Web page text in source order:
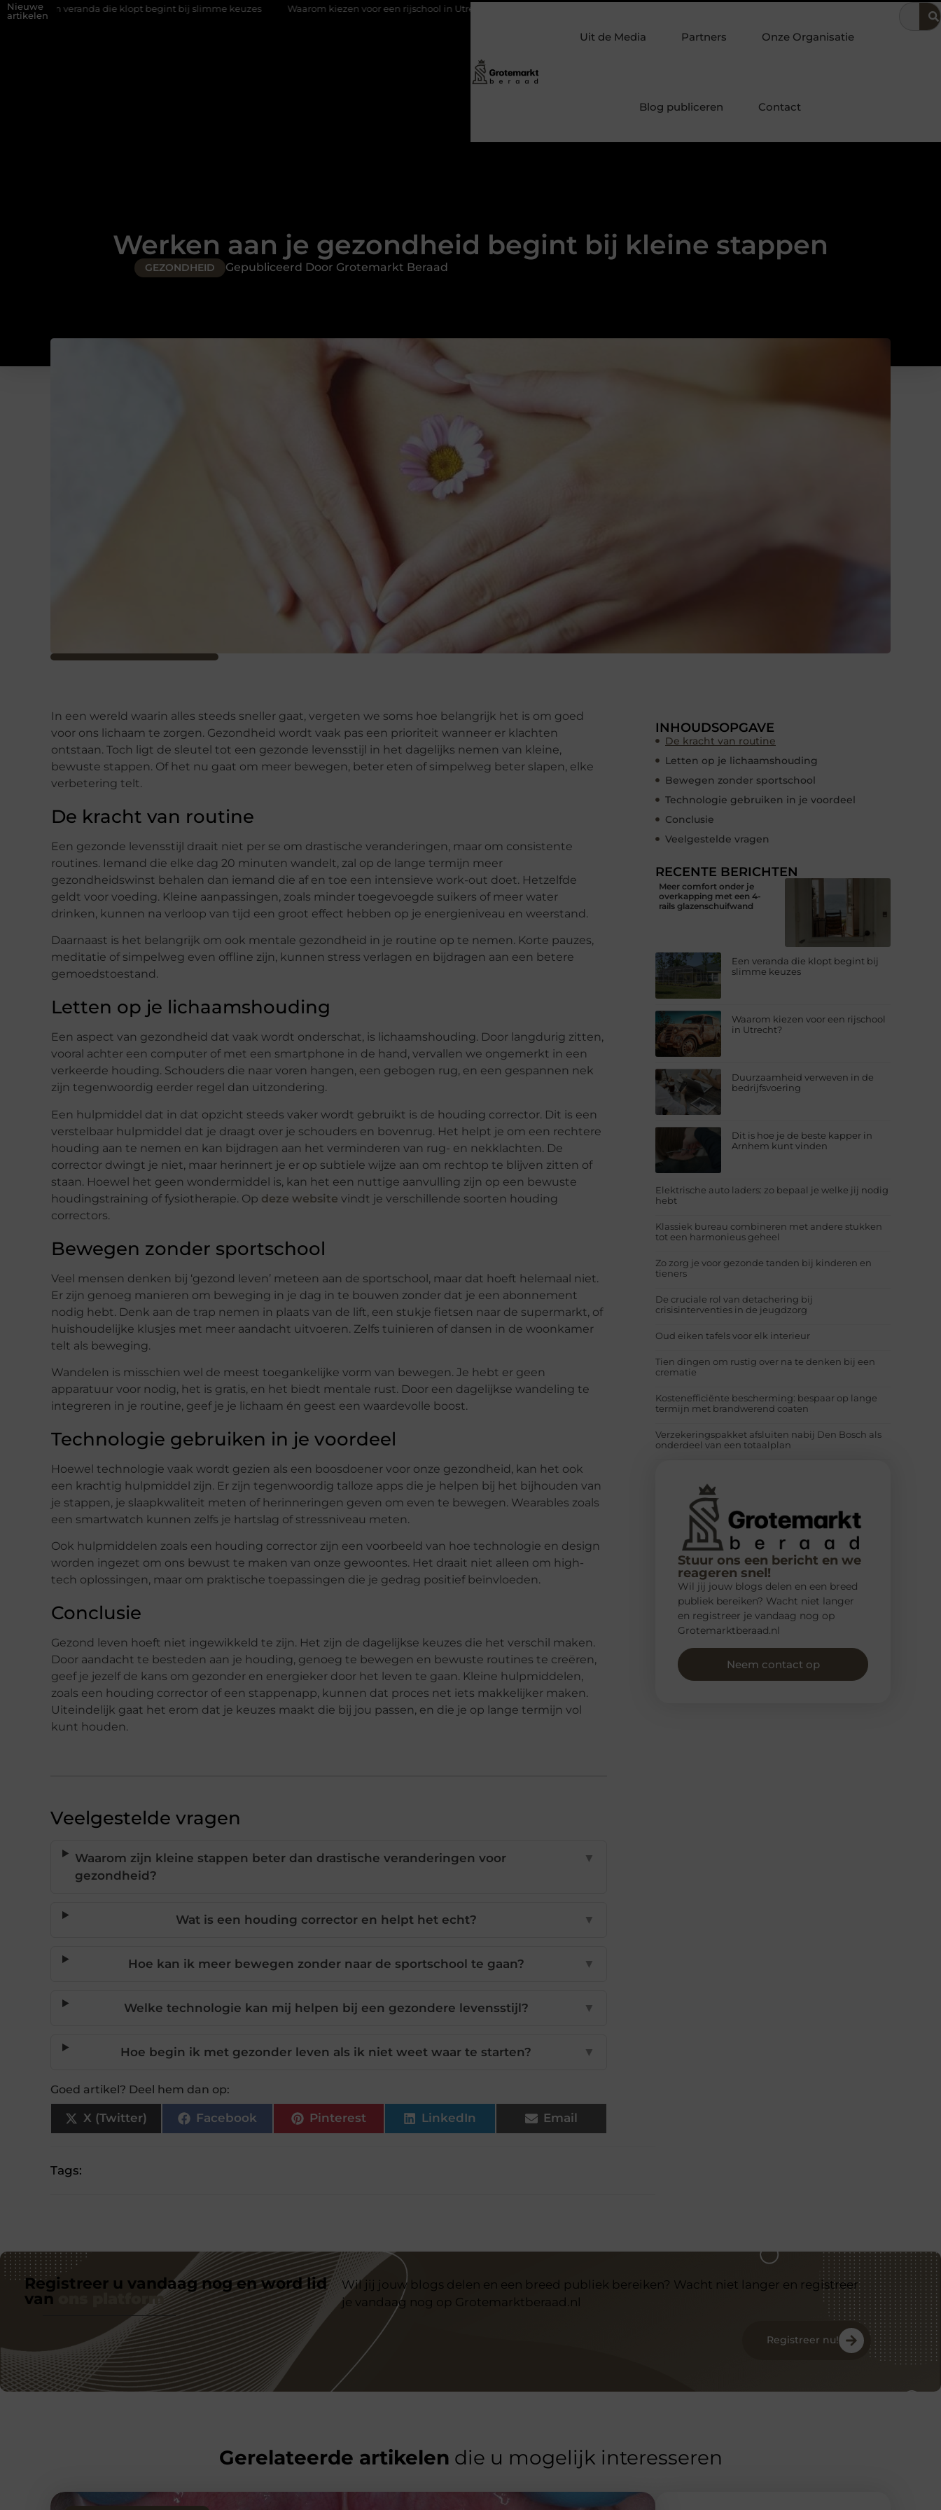
Nieuwe
artikelen
die klopt begint bij slimme keuzes Waarom kiezen voor een rijschool in Utrecht? Duurzaamheid verweven in de bedrijfsvoering
Uit de Media Partners Onze Organisatie
Blog publiceren Contact
Werken aan je gezondheid begint bij kleine stappen
GEZONDHEID Gepubliceerd Door Grotemarkt Beraad
In een wereld waarin alles steeds sneller gaat, vergeten we soms hoe belangrijk het is om goed
voor ons lichaam te zorgen. Gezondheid wordt vaak pas een prioriteit wanneer er klachten
ontstaan. Toch ligt de sleutel tot een gezonde levensstijl in het dagelijks nemen van kleine,
bewuste stappen. Of het nu gaat om meer bewegen, beter eten of simpelweg beter slapen, elke
verbetering telt.
De kracht van routine
Een gezonde levensstijl draait niet per se om drastische veranderingen, maar om consistente
routines. Iemand die elke dag 20 minuten wandelt, zal op de lange termijn meer
gezondheidswinst behalen dan iemand die af en toe een intensieve work-out doet. Hetzelfde
geldt voor voeding. Kleine aanpassingen, zoals minder toegevoegde suikers of meer water
drinken, kunnen na verloop van tijd een groot effect hebben op je energieniveau en weerstand.
Daarnaast is het belangrijk om ook mentale gezondheid in je routine op te nemen. Korte pauzes,
meditatie of simpelweg even offline zijn, kunnen stress verlagen en bijdragen aan een betere
gemoedstoestand.
Letten op je lichaamshouding
Een aspect van gezondheid dat vaak wordt onderschat, is lichaamshouding. Door langdurig zitten,
vooral achter een computer of met een smartphone in de hand, vervallen we ongemerkt in een
verkeerde houding. Schouders die naar voren hangen, een gebogen rug, en een gespannen nek
zijn tegenwoordig eerder regel dan uitzondering.
Een hulpmiddel dat in dat opzicht steeds vaker wordt gebruikt is de houding corrector. Dit is een
verstelbaar hulpmiddel dat je draagt over je schouders en bovenrug. Het helpt je om een rechtere
houding aan te nemen en kan bijdragen aan het verminderen van rug- en nekklachten. De
corrector dwingt je niet, maar herinnert je er op subtiele wijze aan om rechtop te blijven zitten of
staan. Hoewel het geen wondermiddel is, kan het een nuttige aanvulling zijn op een bewuste
houdingstraining of fysiotherapie. Op deze website vindt je verschillende soorten houding
correctors.
Bewegen zonder sportschool
Veel mensen denken bij ‘gezond leven’ meteen aan de sportschool, maar dat hoeft helemaal niet.
Er zijn genoeg manieren om beweging in je dag in te bouwen zonder dat je een abonnement
nodig hebt. Denk aan de trap nemen in plaats van de lift, een stukje fietsen naar de supermarkt, of
huishoudelijke klusjes met meer aandacht uitvoeren. Zelfs tuinieren of dansen in de woonkamer
telt als beweging.
Wandelen is misschien wel de meest toegankelijke vorm van bewegen. Je hebt er geen
apparatuur voor nodig, het is gratis, en het biedt mentale rust. Door een dagelijkse wandeling te
integreren in je routine, geef je je lichaam én geest een waardevolle boost.
Technologie gebruiken in je voordeel
Hoewel technologie vaak wordt gezien als een boosdoener voor onze gezondheid, kan het ook
een krachtig hulpmiddel zijn. Er zijn tegenwoordig talloze apps die je helpen bij het bijhouden van
je stappen, je slaapkwaliteit meten of herinneringen geven om even te bewegen. Wearables zoals
een smartwatch kunnen zelfs je hartslag of stressniveau meten.
Ook hulpmiddelen zoals een houding corrector zijn een voorbeeld van hoe technologie en design
worden ingezet om ons bewust te maken van onze gewoontes. Het draait niet alleen om high-
tech oplossingen, maar om praktische toepassingen die je gedrag positief beïnvloeden.
Conclusie
Gezond leven hoeft niet ingewikkeld te zijn. Het zijn de dagelijkse keuzes die het verschil maken.
Door aandacht te besteden aan je houding, genoeg te bewegen en bewuste routines te creëren,
geef je jezelf de kans om gezonder en energieker door het leven te gaan. Kleine hulpmiddelen,
zoals een houding corrector of een stappenapp, kunnen dat proces net iets makkelijker maken.
Uiteindelijk gaat het erom dat je keuzes maakt die bij jou passen, en die je op lange termijn vol
kunt houden.
Veelgestelde vragen
Waarom zijn kleine stappen beter dan drastische veranderingen voor
gezondheid?
▼
Wat is een houding corrector en helpt het echt? ▼
Hoe kan ik meer bewegen zonder naar de sportschool te gaan? ▼
Welke technologie kan mij helpen bij een gezondere levensstijl? ▼
Hoe begin ik met gezonder leven als ik niet weet waar te starten? ▼
Goed artikel? Deel hem dan op:
X (Twitter) Facebook Pinterest LinkedIn Email
Tags:
INHOUDSOPGAVE
De kracht van routine
Letten op je lichaamshouding
Bewegen zonder sportschool
Technologie gebruiken in je voordeel
Conclusie
Veelgestelde vragen
RECENTE BERICHTEN
Meer comfort onder je
overkapping met een 4-
rails glazenschuifwand
Een veranda die klopt begint bij
slimme keuzes
Waarom kiezen voor een rijschool
in Utrecht?
Duurzaamheid verweven in de
bedrijfsvoering
Dit is hoe je de beste kapper in
Arnhem kunt vinden
Elektrische auto laders: zo bepaal je welke jij nodig
hebt
Klassiek bureau combineren met andere stukken
tot een harmonieus geheel
Zo zorg je voor gezonde tanden bij kinderen en
tieners
De cruciale rol van detachering bij
crisisinterventies in de jeugdzorg
Oud eiken tafels voor elk interieur
Tien dingen om rustig over na te denken bij een
crematie
Kostenefficiënte bescherming: bespaar op lange
termijn met brandwerend coaten
Verzekeringspakket afsluiten nabij Den Bosch als
onderdeel van een totaalplan
Stuur ons een bericht en we
reageren snel!
Wil jij jouw blogs delen en een breed
publiek bereiken? Wacht niet langer
en registreer je vandaag nog op
Grotemarktberaad.nl
Neem contact op
Registreer u vandaag nog en word lid
van
ons platform
Wil jij jouw blogs delen en een breed publiek bereiken? Wacht niet langer en registreer
je vandaag nog op Grotemarktberaad.nl
Registreer nu!
Gerelateerde artikelen die u mogelijk interesseren